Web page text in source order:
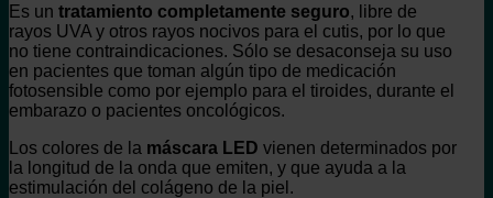
Es un tratamiento completamente seguro, libre de
rayos UVA y otros rayos nocivos para el cutis, por lo que
no tiene contraindicaciones. Sólo se desaconseja su uso
en pacientes que toman algún tipo de medicación
fotosensible como por ejemplo para el tiroides, durante el
embarazo o pacientes oncológicos.
Los colores de la máscara LED vienen determinados por
la longitud de la onda que emiten, y que ayuda a la
estimulación del colágeno de la piel.